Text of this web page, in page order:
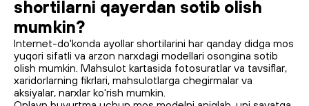
shortilarni qayerdan sotib olish
mumkin?
Internet-do'konda ayollar shortilarini har qanday didga mos
yuqori sifatli va arzon narxdagi modellari osongina sotib
olish mumkin. Mahsulot kartasida fotosuratlar va tavsiflar,
xaridorlarning fikrlari, mahsulotlarga chegirmalar va
aksiyalar, narxlar ko'rish mumkin.